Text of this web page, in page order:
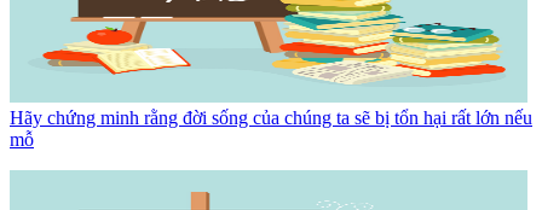
Hãy chứng minh rằng đời sống của chúng ta sẽ bị tổn hại rất lớn nếu
mỗ